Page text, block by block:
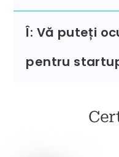
Î: Vă puteți
pentru